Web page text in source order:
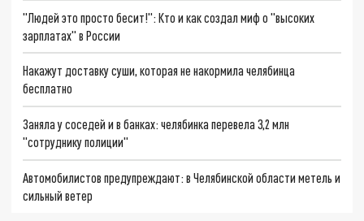
"Людей это просто бесит!": Кто и как создал миф о "высоких
зарплатах" в России
Накажут доставку суши, которая не накормила челябинца
бесплатно
Заняла у соседей и в банках: челябинка перевела 3,2 млн
"сотруднику полиции"
Автомобилистов предупреждают: в Челябинской области метель и
сильный ветер